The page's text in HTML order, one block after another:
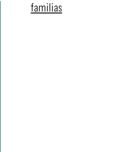
familias